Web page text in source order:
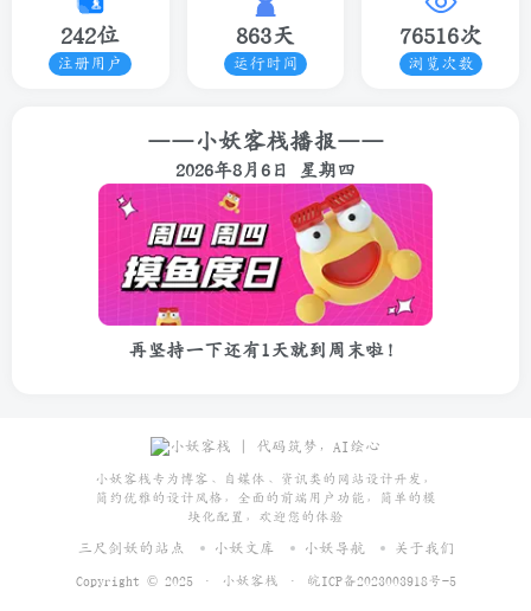
242位
注册用户
863天
运行时间
76516次
浏览次数
——小妖客栈播报——
2026年8月6日 星期四
再坚持一下还有1天就到周末啦！
小妖客栈专为博客、自媒体、资讯类的网站设计开发，
简约优雅的设计风格，全面的前端用户功能，简单的模
块化配置，欢迎您的体验
三尺剑妖的站点 小妖文库 小妖导航 关于我们
Copyright © 2025 · 小妖客栈 · 皖ICP备2023003918号-5